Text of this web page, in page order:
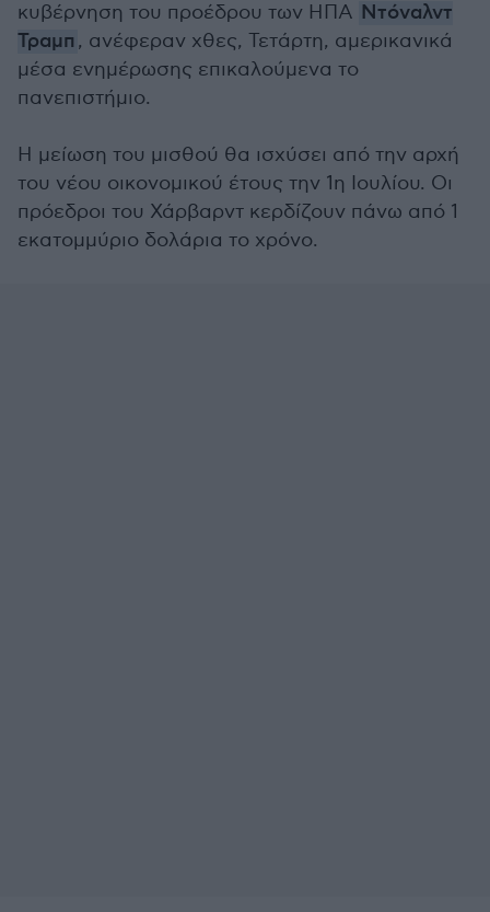
κυβέρνηση του προέδρου των ΗΠΑ Ντόναλντ
Τραμπ , ανέφεραν χθες, Τετάρτη, αμερικανικά
μέσα ενημέρωσης επικαλούμενα το
πανεπιστήμιο.
Η μείωση του μισθού θα ισχύσει από την αρχή
του νέου οικονομικού έτους την 1η Ιουλίου. Οι
πρόεδροι του Χάρβαρντ κερδίζουν πάνω από 1
εκατομμύριο δολάρια το χρόνο.